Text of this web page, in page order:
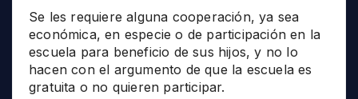
Se les requiere alguna cooperación, ya sea
económica, en especie o de participación en la
escuela para beneficio de sus hijos, y no lo
hacen con el argumento de que la escuela es
gratuita o no quieren participar.